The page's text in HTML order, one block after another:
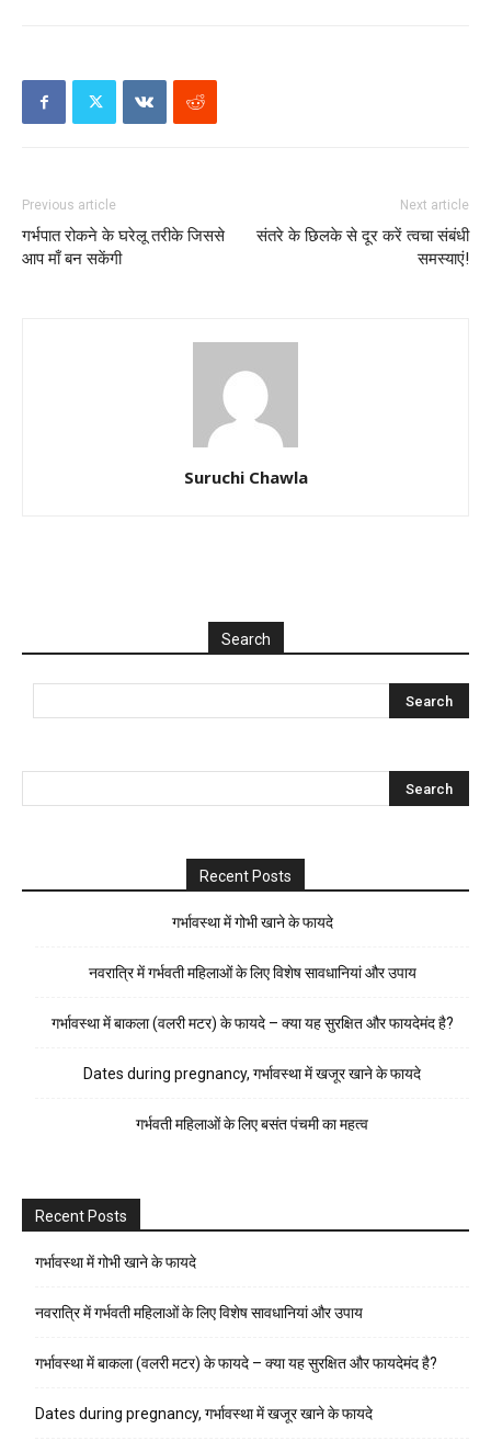
Previous article
गर्भपात रोकने के घरेलू तरीके जिससे
आप माँ बन सकेंगी
Next article
संतरे के छिलके से दूर करें त्वचा संबंधी
समस्याएं!
Suruchi Chawla
Search
Recent Posts
गर्भावस्था में गोभी खाने के फायदे
नवरात्रि में गर्भवती महिलाओं के लिए विशेष सावधानियां और उपाय
गर्भावस्था में बाकला (वलरी मटर) के फायदे – क्या यह सुरक्षित और फायदेमंद है?
Dates during pregnancy, गर्भावस्था में खजूर खाने के फायदे
गर्भवती महिलाओं के लिए बसंत पंचमी का महत्व
Recent Posts
गर्भावस्था में गोभी खाने के फायदे
नवरात्रि में गर्भवती महिलाओं के लिए विशेष सावधानियां और उपाय
गर्भावस्था में बाकला (वलरी मटर) के फायदे – क्या यह सुरक्षित और फायदेमंद है?
Dates during pregnancy, गर्भावस्था में खजूर खाने के फायदे